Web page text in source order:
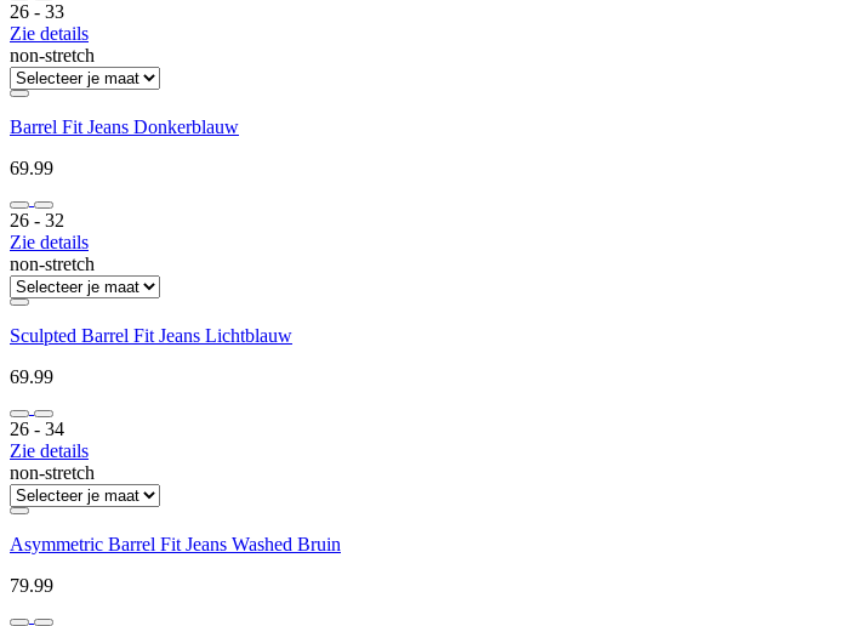
26 ‐ 33
Zie details
non-stretch
Barrel Fit Jeans Donkerblauw
69.99
26 ‐ 32
Zie details
non-stretch
Sculpted Barrel Fit Jeans Lichtblauw
69.99
26 ‐ 34
Zie details
non-stretch
Asymmetric Barrel Fit Jeans Washed Bruin
79.99